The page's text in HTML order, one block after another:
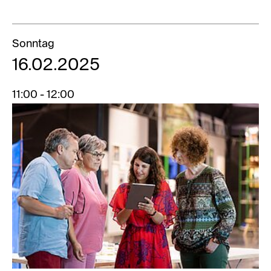
Sonntag
16.02.2025
11:00 - 12:00